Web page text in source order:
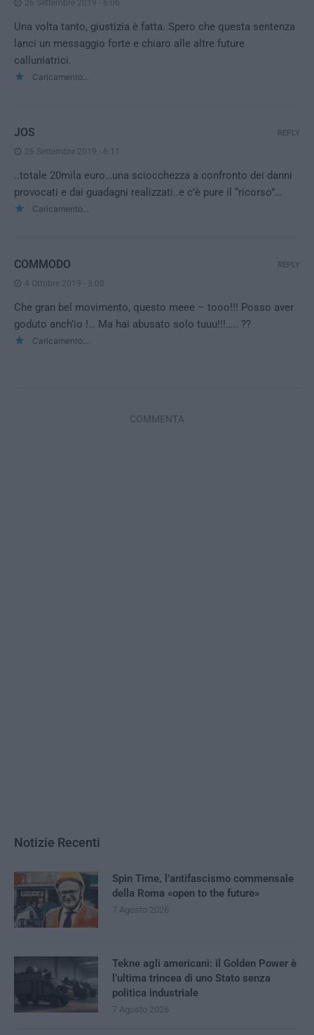
26 Settembre 2019 - 6:06
Una volta tanto, giustizia è fatta. Spero che questa sentenza
lanci un messaggio forte e chiaro alle altre future
calluniatrici.
Caricamento...
JOS
26 Settembre 2019 - 6:11
..totale 20mila euro…una sciocchezza a confronto dei danni
provocati e dai guadagni realizzati..e c’è pure il “ricorso”…
Caricamento...
REPLY
COMMODO
4 Ottobre 2019 - 3:08
Che gran bel movimento, questo meee – tooo!!! Posso aver
goduto anch’io !… Ma hai abusato solo tuuu!!!….. ??
Caricamento...
REPLY
COMMENTA
Notizie Recenti
Spin Time, l’antifascismo commensale
della Roma «open to the future»
7 Agosto 2026
Tekne agli americani: il Golden Power è
l’ultima trincea di uno Stato senza
politica industriale
7 Agosto 2026